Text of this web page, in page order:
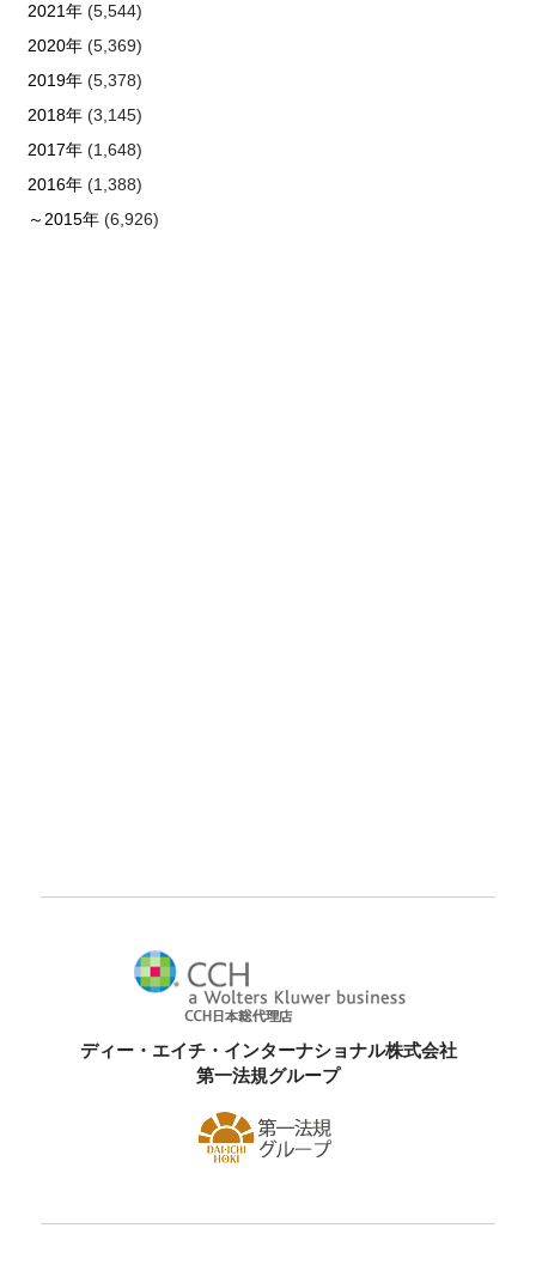
2021年(5,544)
2020年(5,369)
2019年(5,378)
2018年(3,145)
2017年(1,648)
2016年(1,388)
～2015年(6,926)
ディー・エイチ・インターナショナル株式会社
第一法規グループ